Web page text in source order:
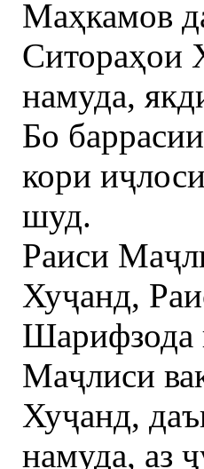
Маҳкамов
Ситораҳои
намуда,
Бо
кори
шуд.
Раиси
Хуҷанд,
Маҷлиси
Хуҷанд,
намуда, аз